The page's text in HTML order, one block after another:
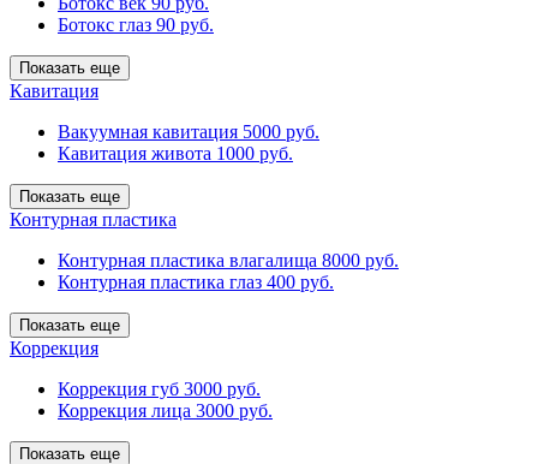
Ботокс глаз 90 руб.
Показать еще
Кавитация
Вакуумная кавитация 5000 руб.
Кавитация живота 1000 руб.
Показать еще
Контурная пластика
Контурная пластика влагалища 8000 руб.
Контурная пластика глаз 400 руб.
Показать еще
Коррекция
Коррекция губ 3000 руб.
Коррекция лица 3000 руб.
Показать еще